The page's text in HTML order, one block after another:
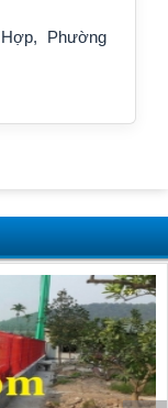
Phường